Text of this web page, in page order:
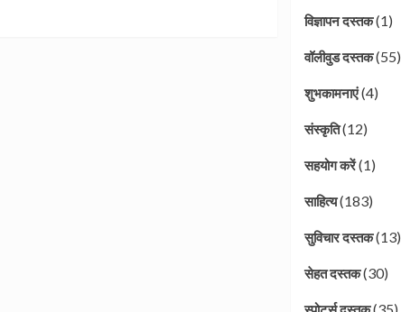
विज्ञापन दस्तक(1)
वॉलीवुड दस्तक(55)
शुभकामनाएं(4)
संस्कृति(12)
सहयोग करें(1)
साहित्य(183)
सुविचार दस्तक(13)
सेहत दस्तक(30)